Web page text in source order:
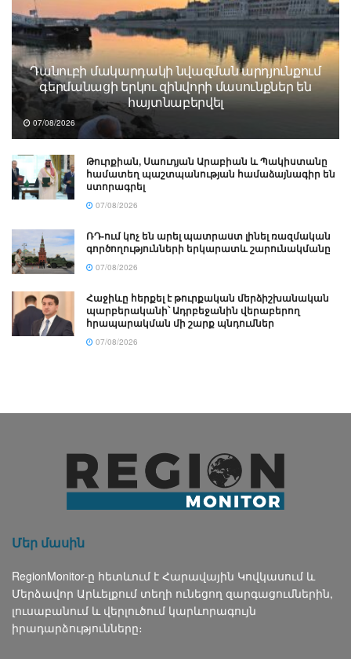
Դանուբի մակարդակի նվազման արդյունքում
գերմանացի երկու զինվորի մասունքներ են
հայտնաբերվել
07/08/2026
Թուրքիան, Սաուդյան Արաբիան և Պակիստանը
համատեղ պաշտպանության համաձայնագիր են
ստորագրել
07/08/2026
ՌԴ-ում կոչ են արել պատրաստ լինել ռազմական
գործողությունների երկարատև շարունակմանը
07/08/2026
Հաջիևը հերքել է թուրքական մերձիշխանական
պարբերականի՝ Ադրբեջանին վերաբերող
հրապարակման մի շարք պնդումներ
07/08/2026
Մեր մասին
RegionMonitor-ը հետևում է Հարավային Կովկասում և
Մերձավոր Արևելքում տեղի ունեցող զարգացումներին,
լուսաբանում և վերլուծում կարևորագույն
իրադարձությունները։